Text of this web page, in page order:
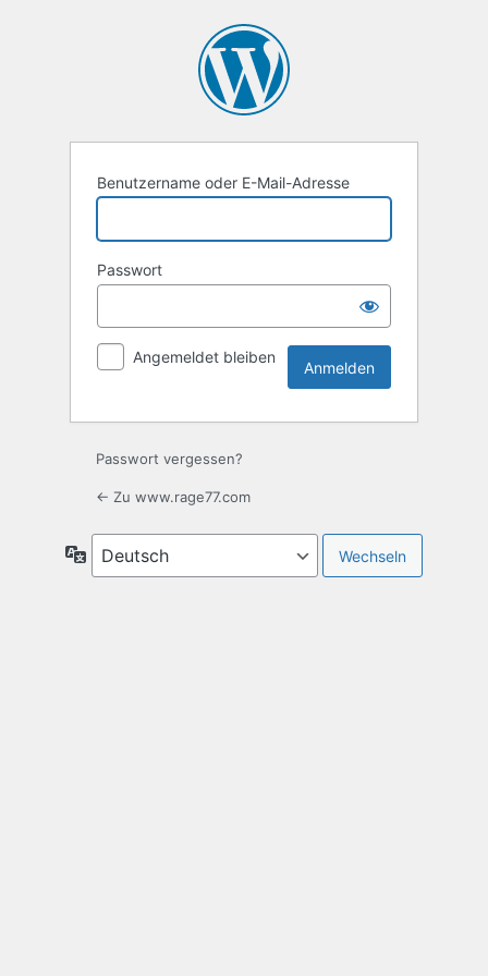
Benutzername oder E-Mail-Adresse
Passwort
Angemeldet bleiben
Passwort vergessen?
← Zu www.rage77.com
Sprache